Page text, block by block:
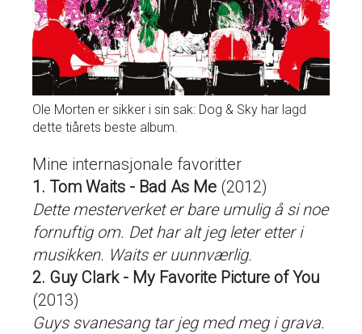
Ole Morten er sikker i sin sak: Dog & Sky har lagd
dette tiårets beste album.
Mine internasjonale favoritter
1. Tom Waits - Bad As Me (2012)
Dette mesterverket er bare umulig å si noe
fornuftig om. Det har alt jeg leter etter i
musikken. Waits er uunnværlig.
2. Guy Clark - My Favorite Picture of You
(2013)
Guys svanesang tar jeg med meg i grava.